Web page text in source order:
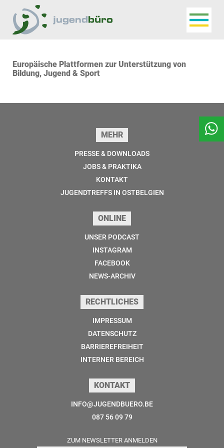
Europäische Plattformen zur Unterstützung von
Bildung, Jugend & Sport
MEHR
PRESSE & DOWNLOADS
JOBS & PRAKTIKA
KONTAKT
JUGENDTREFFS IN OSTBELGIEN
ONLINE
UNSER PODCAST
INSTAGRAM
FACEBOOK
NEWS-ARCHIV
RECHTLICHES
IMPRESSUM
DATENSCHUTZ
BARRIEREFREIHEIT
INTERNER BEREICH
KONTAKT
INFO@JUGENDBUERO.BE
087 56 09 79
ZUM NEWSLETTER ANMELDEN